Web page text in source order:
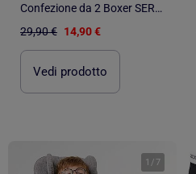
Confezione da 2 Boxer SERGIO TACCHINI
29,90 € 14,90 €
Vedi prodotto
1 / 7